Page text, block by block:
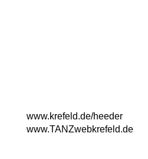
www.krefeld.de/heeder
www.TANZwebkrefeld.de